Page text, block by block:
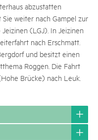
abzustatten
weiter nach Gampel zur
(LGJ). In Jeizinen
nach Erschmatt.
und besitzt einen
Roggen. Die Fahrt
Brücke) nach Leuk.